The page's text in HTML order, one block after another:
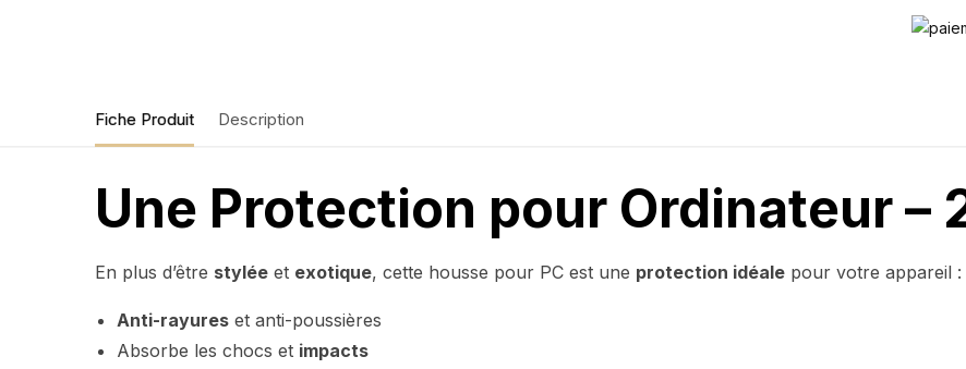
Fiche Produit Description
Une Protection pour Ordinateur –
En plus d’être stylée et exotique, cette housse pour PC est une protection idéale pour votre appareil :
Anti-rayures et anti-poussières
Absorbe les chocs et impacts